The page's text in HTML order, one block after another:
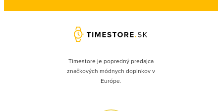
Timestore je popredný predajca
značkových módnych doplnkov v
Európe.